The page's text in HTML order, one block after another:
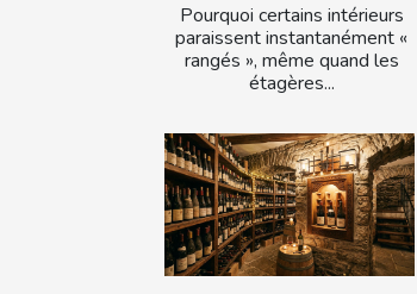
Pourquoi certains intérieurs
paraissent instantanément «
rangés », même quand les
étagères...